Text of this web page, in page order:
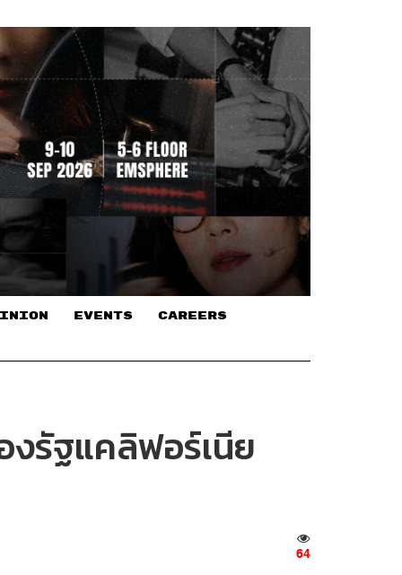
EVENTS CAREERS
งรัฐแคลิฟอร์เนีย
64